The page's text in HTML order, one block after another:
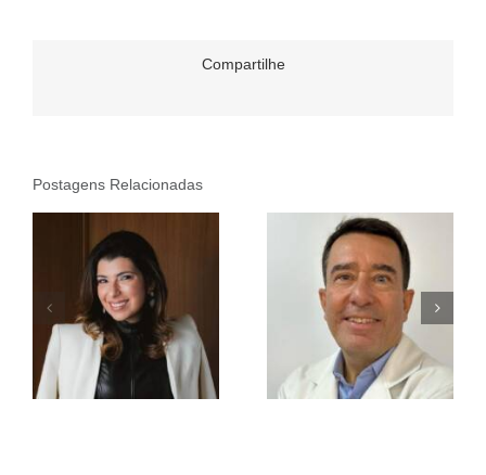
Compartilhe
Postagens Relacionadas